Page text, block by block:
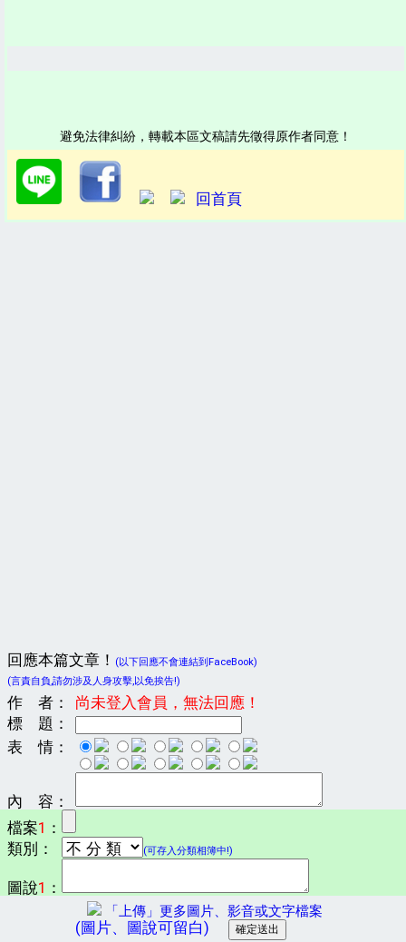
避免法律糾紛，轉載本區文稿請先徵得原作者同意！
回首頁
回應本篇文章！
(以下回應不會連結到FaceBook)
(言責自負,請勿涉及人身攻擊,以免挨告!)
作 者：
尚未登入會員，無法回應！
標 題：
表 情：
內 容：
檔案1 ：
類別：
(可存入分類相簿中!)
圖說1 ：
「上傳」更多圖片、影音或文字檔案
(圖片、圖說可留白)